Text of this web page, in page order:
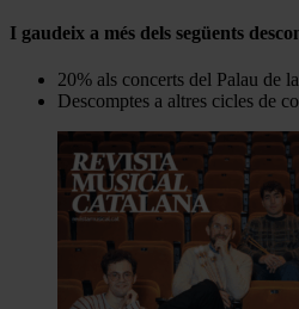
I gaudeix a més dels següents
20% als concerts del Palau de
Descomptes a altres cicles de